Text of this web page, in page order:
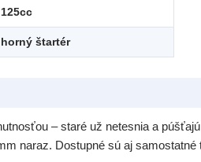
125cc
horný štartér
– staré už netesnia a
naraz. Dostupné sú aj